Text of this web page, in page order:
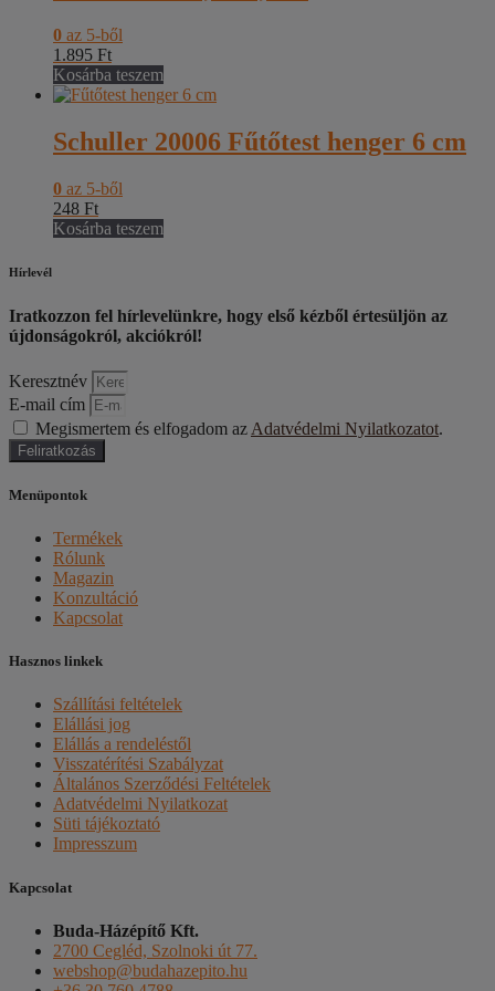
0 az 5-ből
1.895 Ft
Kosárba teszem
Schuller 20006 Fűtőtest henger 6 cm
0 az 5-ből
248 Ft
Kosárba teszem
Hírlevél
Iratkozzon fel hírlevelünkre, hogy első kézből értesüljön az
újdonságokról, akciókról!
Keresztnév
E-mail cím
Megismertem és elfogadom az Adatvédelmi Nyilatkozatot.
Feliratkozás
Menüpontok
Termékek
Rólunk
Magazin
Konzultáció
Kapcsolat
Hasznos linkek
Szállítási feltételek
Elállási jog
Elállás a rendeléstől
Visszatérítési Szabályzat
Általános Szerződési Feltételek
Adatvédelmi Nyilatkozat
Süti tájékoztató
Impresszum
Kapcsolat
Buda-Házépítő Kft.
2700 Cegléd, Szolnoki út 77.
webshop@budahazepito.hu